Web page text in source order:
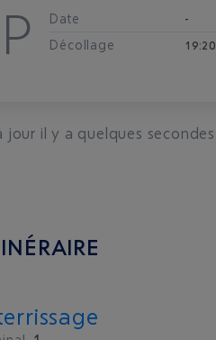
Date -
Décollage 19:20
jour il y a quelques secondes